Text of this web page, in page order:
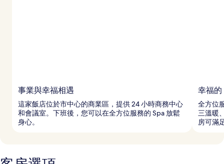
事業與幸福相遇
這家飯店位於市中心的商業區，提供 24 小時商務中心
和會議室。下班後，您可以在全方位服務的 Spa 放鬆
身心。
幸福的
全方位
三溫暖
房可滿